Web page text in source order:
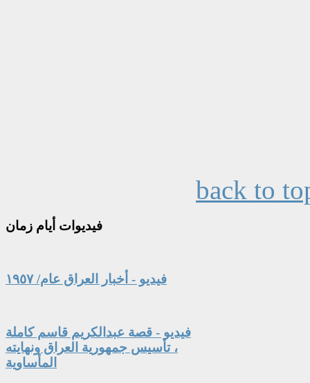
back to
فيديوات أيام زمان
فيديو - أخبار العراق عام/ ١٩٥٧
فيديو - قصة عبدالكريم قاسم كاملة
، تأسيس جمهورية العراق ونهايته
المأساوية